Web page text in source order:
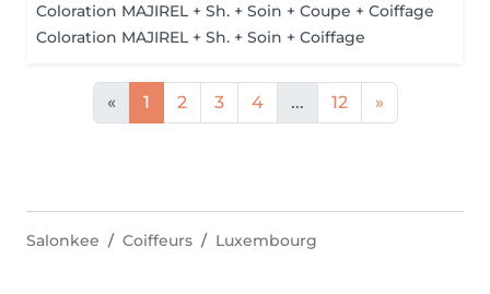
Coloration MAJIREL + Sh. + Soin + Coupe + Coiffage
Coloration MAJIREL + Sh. + Soin + Coiffage
« 1 2 3 4 ... 12 »
Salonkee Coiffeurs Luxembourg